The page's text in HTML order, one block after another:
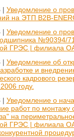
| Уведомление о
на ЭТП B2B-
| Уведомление о
№90394/
ГРЭС | филиала
| Уведомление об
и
кадрового
году.
| Уведомление о
работ по монтажу
на
ГРЭС | филиала